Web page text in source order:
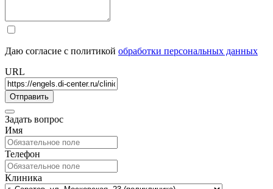
Даю согласие с политикой обработки персональных данных
URL
Задать вопрос
Имя
Телефон
Клиника